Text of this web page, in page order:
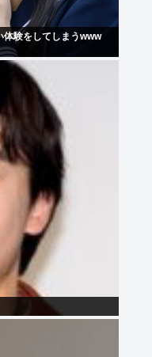
体験をしてしまうwww